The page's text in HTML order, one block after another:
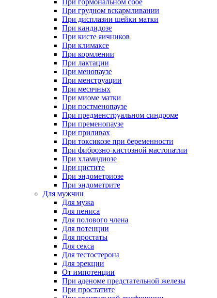
При гормональном сбое
При грудном вскармливании
При дисплазии шейки матки
При кандидозе
При кисте яичников
При климаксе
При кормлении
При лактации
При менопаузе
При менструации
При месячных
При миоме матки
При постменопаузе
При предменструальном синдроме
При пременопаузе
При приливах
При токсикозе при беременности
При фиброзно-кистозной мастопатии
При хламидиозе
При цистите
При эндометриозе
При эндометрите
Для мужчин
Для мужа
Для пениса
Для полового члена
Для потенции
Для простаты
Для секса
Для тестостерона
Для эрекции
От импотенции
При аденоме предстательной железы
При простатите